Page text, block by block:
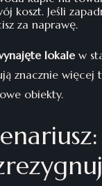
koszt. Jeśli
za naprawę.
lokale w
znacznie więcej
obiekty.